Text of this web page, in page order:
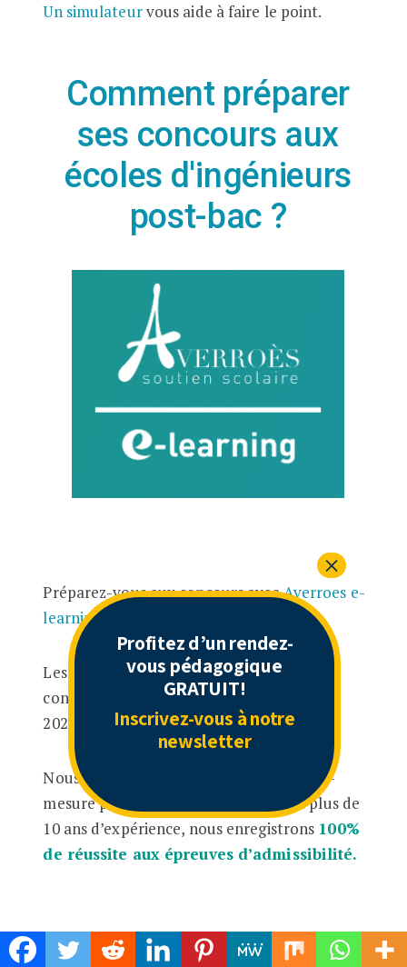
Un simulateurvous aide à faire le point.
Comment préparer
ses concours aux
écoles d'ingénieurs
post-bac ?
Préparez-vous aux concours avecAverroes e-
learning
Les épreuves de maths et physique des
concours se déroulent à partir du 25 avril
2020!
Nous vous proposons un programme sur-
mesure pour être prêts le jour J. Avec plus de
10 ans d’expérience, nous enregistrons 100%
de réussite aux épreuves d’admissibilité.
Concours Ingénieur Parcoursup
Profitez d’un rendez-
vous pédagogique
GRATUIT!
Inscrivez-vous à notre
newsletter